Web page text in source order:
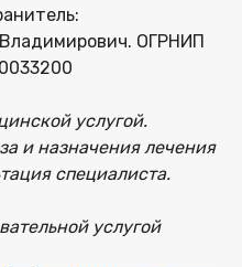
ОГРНИП
услугой.
и назначения лечения
специалиста.
услугой